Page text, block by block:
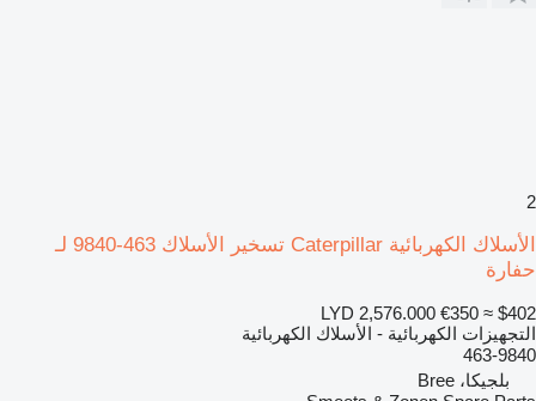
2
الأسلاك الكهربائية Caterpillar تسخير الأسلاك 463-9840 لـ
حفارة
LYD 2,576.000 €350 ≈ $402
التجهيزات الكهربائية - الأسلاك الكهربائية
463-9840
بلجيكا، Bree